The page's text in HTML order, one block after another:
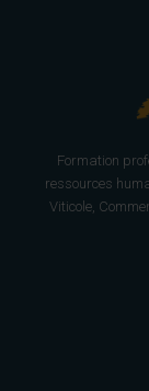
Formation
ressources
Viticole,